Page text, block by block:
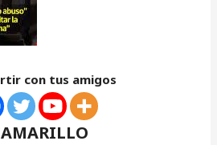
con tus amigos